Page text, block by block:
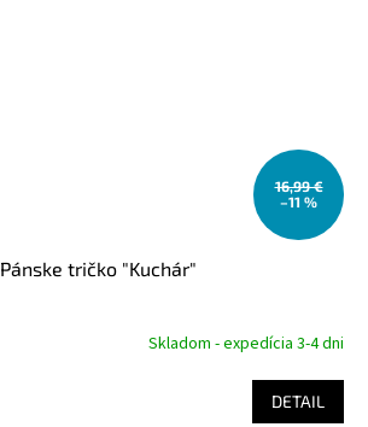
16,99 €
–11 %
Pánske tričko "Kuchár"
Skladom - expedícia 3-4 dni
DETAIL